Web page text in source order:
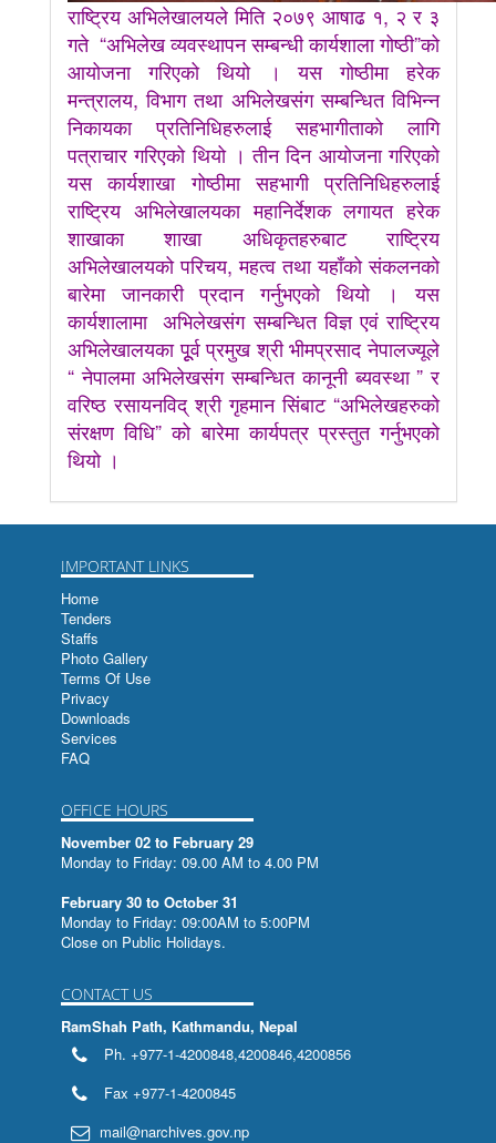
राष्ट्रिय अभिलेखालयले मिति २०७९ आषाढ १, २ र ३
गते “अभिलेख व्यवस्थापन सम्बन्धी कार्यशाला गोष्ठी”को
आयोजना गरिएको थियो । यस गोष्ठीमा हरेक
मन्त्रालय, विभाग तथा अभिलेखसंग सम्बन्धित विभिन्न
निकायका प्रतिनिधिहरुलाई सहभागीताको लागि
पत्राचार गरिएको थियो । तीन दिन आयोजना गरिएको
यस कार्यशाखा गोष्ठीमा सहभागी प्रतिनिधिहरुलाई
राष्ट्रिय अभिलेखालयका महानिर्देशक लगायत हरेक
शाखाका शाखा अधिकृतहरुबाट राष्ट्रिय
अभिलेखालयको परिचय, महत्व तथा यहाँको संकलनको
बारेमा जानकारी प्रदान गर्नुभएको थियो । यस
कार्यशालामा अभिलेखसंग सम्बन्धित विज्ञ एवं राष्ट्रिय
अभिलेखालयका पूूर्व प्रमुख श्री भीमप्रसाद नेपालज्यूले
“ नेपालमा अभिलेखसंग सम्बन्धित कानूनी ब्यवस्था ” र
वरिष्ठ रसायनविद् श्री गृहमान सिंबाट “अभिलेखहरुको
संरक्षण विधि” को बारेमा कार्यपत्र प्रस्तुत गर्नुभएको
थियो ।
IMPORTANT LINKS
Home
Tenders
Staffs
Photo Gallery
Terms Of Use
Privacy
Downloads
Services
FAQ
OFFICE HOURS
November 02 to February 29
Monday to Friday: 09.00 AM to 4.00 PM
February 30 to October 31
Monday to Friday: 09:00AM to 5:00PM
Close on Public Holidays.
CONTACT US
RamShah Path, Kathmandu, Nepal
Ph. +977-1-4200848,4200846,4200856
Fax +977-1-4200845
mail@narchives.gov.np